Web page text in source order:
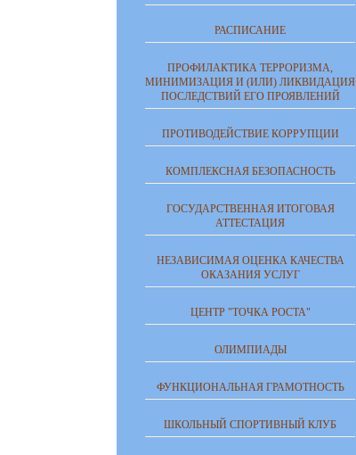
РАСПИСАНИЕ
ПРОФИЛАКТИКА ТЕРРОРИЗМА,
МИНИМИЗАЦИЯ И (ИЛИ) ЛИКВИДАЦИЯ
ПОСЛЕДСТВИЙ ЕГО ПРОЯВЛЕНИЙ
ПРОТИВОДЕЙСТВИЕ КОРРУПЦИИ
КОМПЛЕКСНАЯ БЕЗОПАСНОСТЬ
ГОСУДАРСТВЕННАЯ ИТОГОВАЯ
АТТЕСТАЦИЯ
НЕЗАВИСИМАЯ ОЦЕНКА КАЧЕСТВА
ОКАЗАНИЯ УСЛУГ
ЦЕНТР "ТОЧКА РОСТА"
ОЛИМПИАДЫ
ФУНКЦИОНАЛЬНАЯ ГРАМОТНОСТЬ
ШКОЛЬНЫЙ СПОРТИВНЫЙ КЛУБ